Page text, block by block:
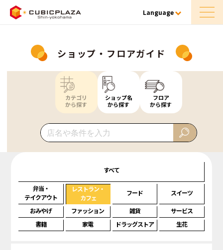
Language
ショップ・フロアガイド
カテゴリ
から探す
ショップ名
から探す
フロア
から探す
すべて
弁当・
テイクアウト
レストラン・
カフェ
フード スイーツ
おみやげ ファッション 雑貨
サービス
書籍
家電 ドラッグストア 生花